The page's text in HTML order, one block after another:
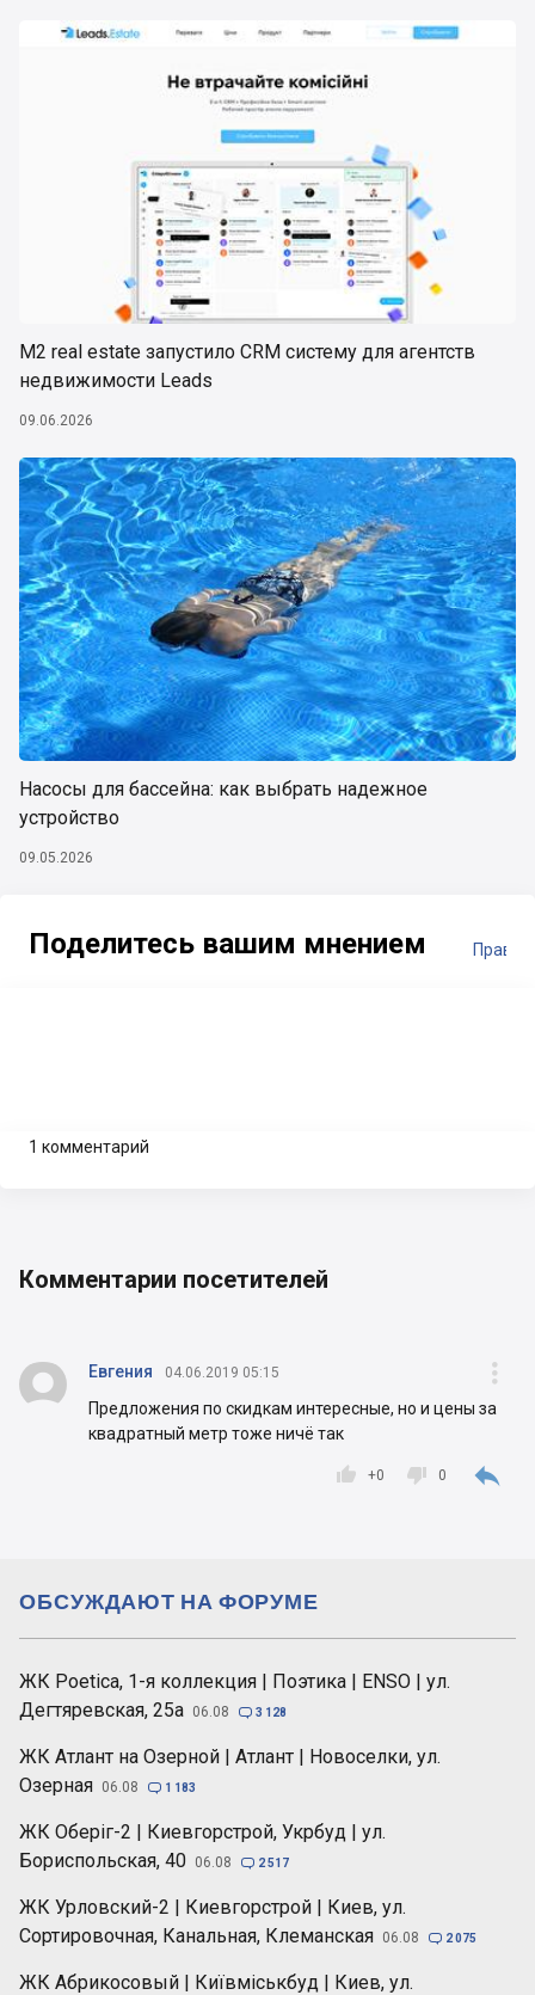
М2 real estate запустило CRM систему для агентств
недвижимости Leads
09.06.2026
Насосы для бассейна: как выбрать надежное
устройство
09.05.2026
Поделитесь вашим мнением
Комментарии посетителей
1 комментарий
 Евгения 04.06.2019 05:15 
Предложения по скидкам интересные, но и цены за
квадратный метр тоже ничё так

 0
 +0
ЖК Poetica, 1-я коллекция | Поэтика | ENSO | ул.
Дегтяревская, 25а 06.08  3 128
ЖК Атлант на Озерной | Атлант | Новоселки, ул.
Озерная 06.08  1 183
ЖК Оберіг-2 | Киевгорстрой, Укрбуд | ул.
Бориспольская, 40 06.08  2 517
ЖК Урловский-2 | Киевгорстрой | Киев, ул.
Сортировочная, Канальная, Клеманская 06.08  2 075
ЖК Абрикосовый | Київміськбуд | Киев, ул.
ОБСУЖДАЮТ НА ФОРУМЕ